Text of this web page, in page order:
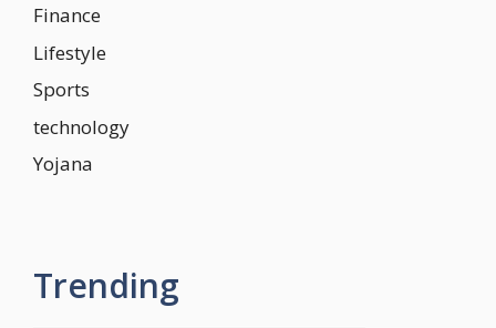
Finance
Lifestyle
Sports
technology
Yojana
Trending